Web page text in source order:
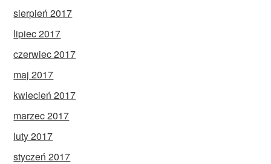
sierpień 2017
lipiec 2017
czerwiec 2017
maj 2017
kwiecień 2017
marzec 2017
luty 2017
styczeń 2017